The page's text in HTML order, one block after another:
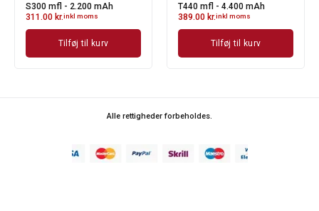
S300 mfl - 2.200 mAh
311.00 kr.inkl moms
Tilføj til kurv
T440 mfl - 4.400 mAh
389.00 kr.inkl moms
Tilføj til kurv
Alle rettigheder forbeholdes.